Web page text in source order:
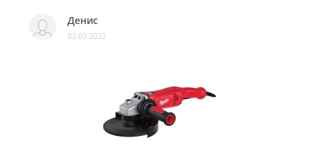
Денис
02.03.2022